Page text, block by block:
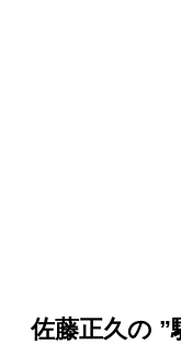
佐藤正久の ”